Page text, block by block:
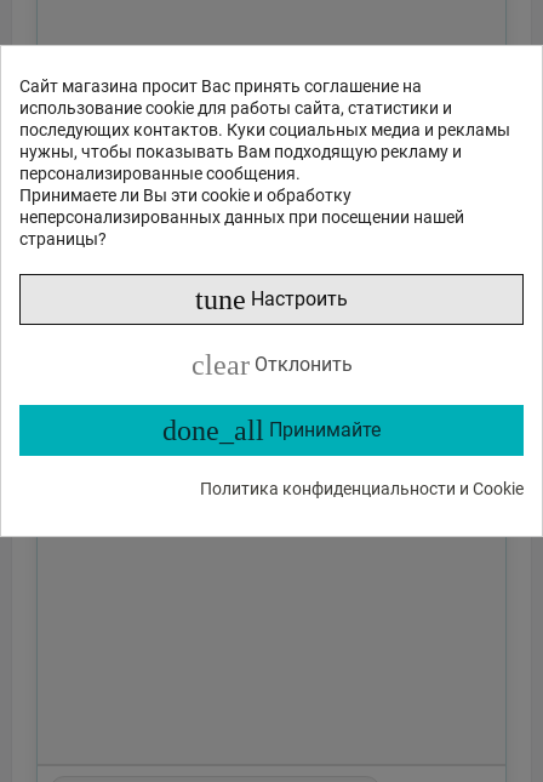
Сайт магазина просит Вас принять соглашение на
использование cookie для работы сайта, статистики и
последующих контактов. Куки социальных медиа и рекламы
нужны, чтобы показывать Вам подходящую рекламу и
персонализированные сообщения.
Принимаете ли Вы эти cookie и обработку
неперсонализированных данных при посещении нашей
страницы?
tune Настроить
clear Отклонить
done_all Принимайте
Политика конфиденциальности и Cookie